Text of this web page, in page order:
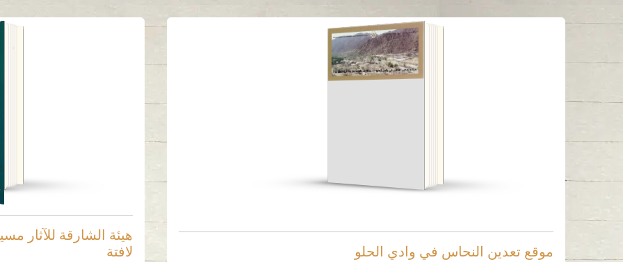
موقع تعدين النحاس في
وادي الحلو
قراءة باللغة
موقع تعدين النحاس في وادي الحلو
هيئة الشارقة للآثار
لافتة